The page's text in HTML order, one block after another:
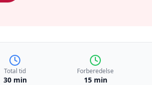
Total tid
30 min
Forberedelse
15 min